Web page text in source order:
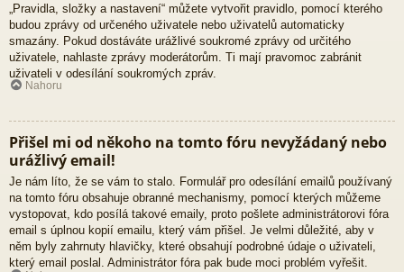
„Pravidla, složky a nastavení“ můžete vytvořit pravidlo, pomocí kterého
budou zprávy od určeného uživatele nebo uživatelů automaticky
smazány. Pokud dostáváte urážlivé soukromé zprávy od určitého
uživatele, nahlaste zprávy moderátorům. Ti mají pravomoc zabránit
uživateli v odesílání soukromých zpráv.
Nahoru
Přišel mi od někoho na tomto fóru nevyžádaný nebo
urážlivý email!
Je nám líto, že se vám to stalo. Formulář pro odesílání emailů používaný
na tomto fóru obsahuje obranné mechanismy, pomocí kterých můžeme
vystopovat, kdo posílá takové emaily, proto pošlete administrátorovi fóra
email s úplnou kopií emailu, který vám přišel. Je velmi důležité, aby v
něm byly zahrnuty hlavičky, které obsahují podrobné údaje o uživateli,
který email poslal. Administrátor fóra pak bude moci problém vyřešit.